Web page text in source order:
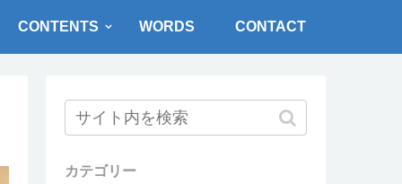
CONTENTS WORDS CONTACT
カテゴリー